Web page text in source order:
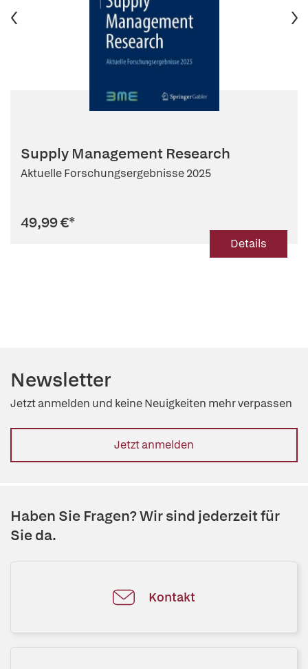
Supply Management Research
Aktuelle Forschungsergebnisse 2025
49,99 €*
Details
Newsletter
Jetzt anmelden und keine Neuigkeiten mehr verpassen
Jetzt anmelden
Haben Sie Fragen? Wir sind jederzeit für
Sie da.
Kontakt